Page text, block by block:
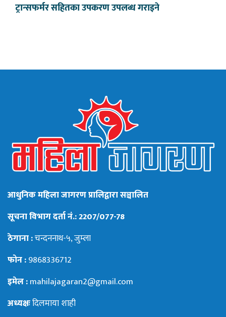
ट्रान्सफर्मर सहितका उपकरण उपलब्ध गराइने
आधुनिक महिला जागरण प्रालिद्वारा सञ्चालित
सूचना विभाग दर्ता नं.: 2207/077-78
ठेगाना :चन्दननाथ-५, जुम्ला
फोन :9868336712
इमेल :mahilajagaran2@gmail.com
अध्यक्षःदिलमाया शाही